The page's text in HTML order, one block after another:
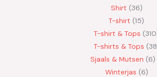
Shirt 36
T-shirt 15
T-shirt & Tops 310
T-shirts & Tops 38
Sjaals & Mutsen 6
Winterjas 6